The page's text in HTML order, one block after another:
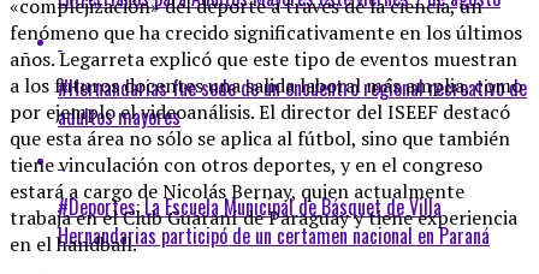
«complejización» del deporte a través de la ciencia, un
fenómeno que ha crecido significativamente en los últimos
años. Legarreta explicó que este tipo de eventos muestran
a los futuros docentes una salida laboral más amplia, como
por ejemplo el videoanálisis. El director del ISEEF destacó
que esta área no sólo se aplica al fútbol, sino que también
tiene vinculación con otros deportes, y en el congreso
estará a cargo de Nicolás Bernay, quien actualmente
trabaja en el Club Guaraní de Paraguay y tiene experiencia
en el handball.
#Hernandarias fue sede de un encuentro regional recreativo de
adultos mayores
#Deportes: La Escuela Municipal de Básquet de Villa
Hernandarias participó de un certamen nacional en Paraná